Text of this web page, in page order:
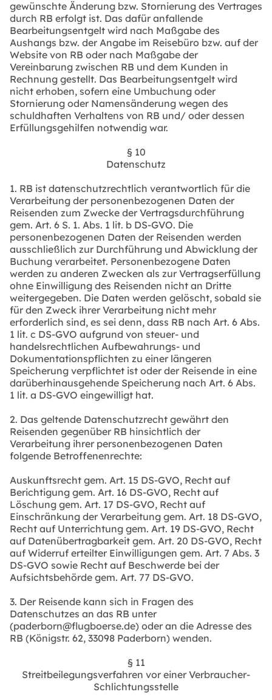
gewünschte Änderung bzw. Stornierung des Vertrages
durch RB erfolgt ist. Das dafür anfallende
Bearbeitungsentgelt wird nach Maßgabe des
Aushangs bzw. der Angabe im Reisebüro bzw. auf der
Website von RB oder nach Maßgabe der
Vereinbarung zwischen RB und dem Kunden in
Rechnung gestellt. Das Bearbeitungsentgelt wird
nicht erhoben, sofern eine Umbuchung oder
Stornierung oder Namensänderung wegen des
schuldhaften Verhaltens von RB und/ oder dessen
Erfüllungsgehilfen notwendig war.
§ 10
Datenschutz
1. RB ist datenschutzrechtlich verantwortlich für die
Verarbeitung der personenbezogenen Daten der
Reisenden zum Zwecke der Vertragsdurchführung
gem. Art. 6 S. 1. Abs. 1 lit. b DS-GVO. Die
personenbezogenen Daten der Reisenden werden
ausschließlich zur Durchführung und Abwicklung der
Buchung verarbeitet. Personenbezogene Daten
werden zu anderen Zwecken als zur Vertragserfüllung
ohne Einwilligung des Reisenden nicht an Dritte
weitergegeben. Die Daten werden gelöscht, sobald sie
für den Zweck ihrer Verarbeitung nicht mehr
erforderlich sind, es sei denn, dass RB nach Art. 6 Abs.
1 lit. c DS-GVO aufgrund von steuer- und
handelsrechtlichen Aufbewahrungs- und
Dokumentationspflichten zu einer längeren
Speicherung verpflichtet ist oder der Reisende in eine
darüberhinausgehende Speicherung nach Art. 6 Abs.
1 lit. a DS-GVO eingewilligt hat.
2. Das geltende Datenschutzrecht gewährt den
Reisenden gegenüber RB hinsichtlich der
Verarbeitung ihrer personenbezogenen Daten
folgende Betroffenenrechte:
Auskunftsrecht gem. Art. 15 DS-GVO, Recht auf
Berichtigung gem. Art. 16 DS-GVO, Recht auf
Löschung gem. Art. 17 DS-GVO, Recht auf
Einschränkung der Verarbeitung gem. Art. 18 DS-GVO,
Recht auf Unterrichtung gem. Art. 19 DS-GVO, Recht
auf Datenübertragbarkeit gem. Art. 20 DS-GVO, Recht
auf Widerruf erteilter Einwilligungen gem. Art. 7 Abs. 3
DS-GVO sowie Recht auf Beschwerde bei der
Aufsichtsbehörde gem. Art. 77 DS-GVO.
3. Der Reisende kann sich in Fragen des
Datenschutzes an das RB unter
(paderborn@flugboerse.de) oder an die Adresse des
RB (Königstr. 62, 33098 Paderborn) wenden.
§ 11
Streitbeilegungsverfahren vor einer Verbraucher-
Schlichtungsstelle